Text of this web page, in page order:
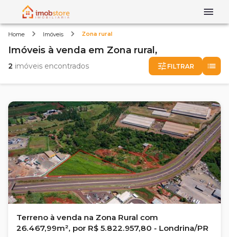
Home Imóveis Zona rural
Imóveis à venda em Zona rural,
2 imóveis encontrados FILTRAR
Terreno à venda na Zona Rural com
26.467,99m², por R$ 5.822.957,80 - Londrina/PR